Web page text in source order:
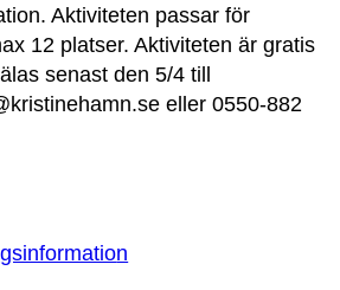
Aktiviteten passar för
12 platser. Aktiviteten är gratis
senast den 5/4 till
eller 0550-882
n